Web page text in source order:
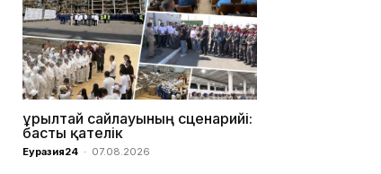
Құрылтай сайлауының сценарийі:
басты қателік
Еуразия24 - 07.08.2026